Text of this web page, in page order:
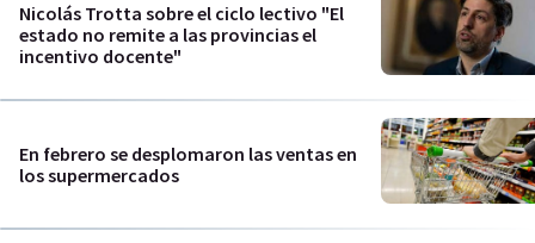
Nicolás Trotta sobre el ciclo lectivo "El
estado no remite a las provincias el
incentivo docente"
En febrero se desplomaron las ventas en
los supermercados